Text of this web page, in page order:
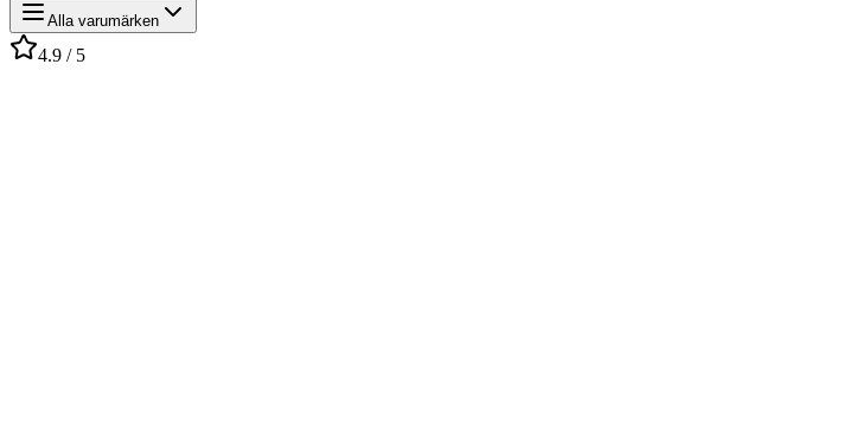
Alla varumärken
4.9 / 5